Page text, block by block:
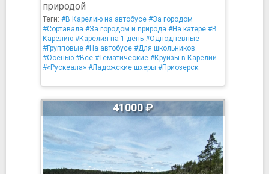
природой
Теги: #В Карелию на автобусе #За городом
#Сортавала #За городом и природа #На катере #В
Карелию #Карелия на 1 день #Однодневные
#Групповые #На автобусе #Для школьников
#Осенью #Все #Тематические #Круизы в Карелии
#«Рускеала» #Ладожские шхеры #Приозерск
41000 ₽